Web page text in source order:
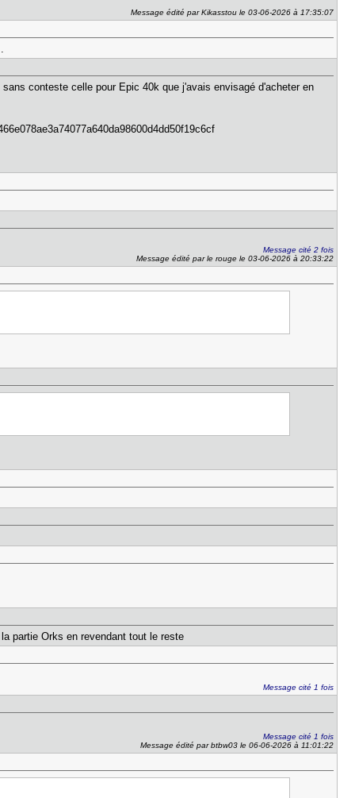
Message édité par Kikasstou le 03-06-2026 à 17:35:07
conteste celle pour Epic 40k que j'avais envisagé d'acheter en
Message cité 2 fois
Message édité par le rouge le 03-06-2026 à 20:33:22
partie Orks en revendant tout le reste
Message cité 1 fois
Message cité 1 fois
Message édité par btbw03 le 06-06-2026 à 11:01:22